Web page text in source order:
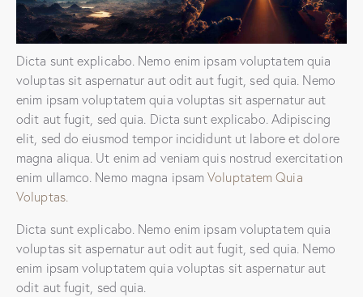
Dicta sunt explicabo. Nemo enim ipsam voluptatem quia
voluptas sit aspernatur aut odit aut fugit, sed quia. Nemo
enim ipsam voluptatem quia voluptas sit aspernatur aut
odit aut fugit, sed quia. Dicta sunt explicabo. Adipiscing
elit, sed do eiusmod tempor incididunt ut labore et dolore
magna aliqua. Ut enim ad veniam quis nostrud exercitation
enim ullamco. Nemo magna ipsamVoluptatem Quia
Voluptas.
Dicta sunt explicabo. Nemo enim ipsam voluptatem quia
voluptas sit aspernatur aut odit aut fugit, sed quia. Nemo
enim ipsam voluptatem quia voluptas sit aspernatur aut
odit aut fugit, sed quia.